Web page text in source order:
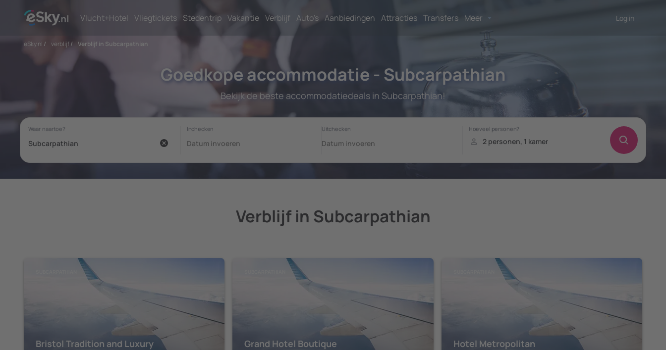
Vlucht+Hotel Vliegtickets Stedentrip Vakantie Verblijf Auto's Aanbiedingen Attracties Transfers Meer Log in
eSky.nl / verblijf/ Verblijf in Subcarpathian
Goedkope accommodatie - Subcarpathian
Bekijk de beste accommodatiedeals in Subcarpathian!
Verblijf in Subcarpathian
Bristol Tradition and Luxury
Grand Hotel Boutique
Hotel Metropolitan